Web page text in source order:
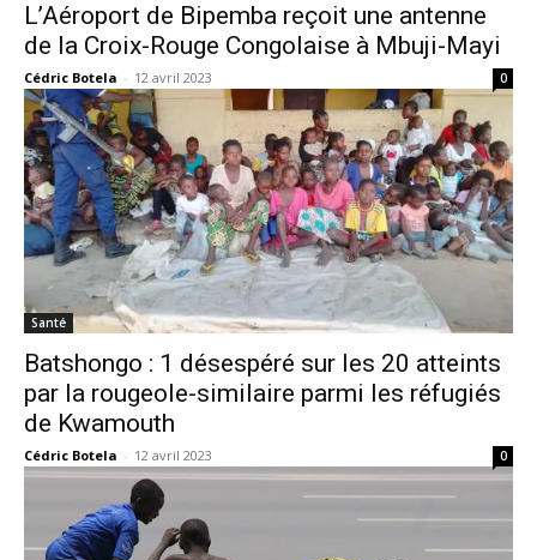
L’Aéroport de Bipemba reçoit une antenne
de la Croix-Rouge Congolaise à Mbuji-Mayi
Cédric Botela - 12 avril 2023 0
Santé
Batshongo : 1 désespéré sur les 20 atteints
par la rougeole-similaire parmi les réfugiés
de Kwamouth
Cédric Botela - 12 avril 2023 0